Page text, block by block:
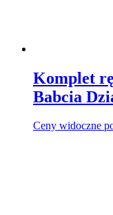
Komplet
Babcia
Ceny widoczne